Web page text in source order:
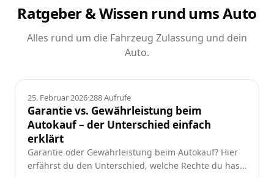
Ratgeber & Wissen rund ums Auto
Alles rund um die Fahrzeug Zulassung und dein
Auto.
Ratgeber
25. Februar 2026·288Aufrufe
Garantie vs. Gewährleistung beim
Autokauf – der Unterschied einfach
erklärt
Garantie oder Gewährleistung beim Autokauf? Hier
erfährst du den Unterschied, welche Rechte du hast